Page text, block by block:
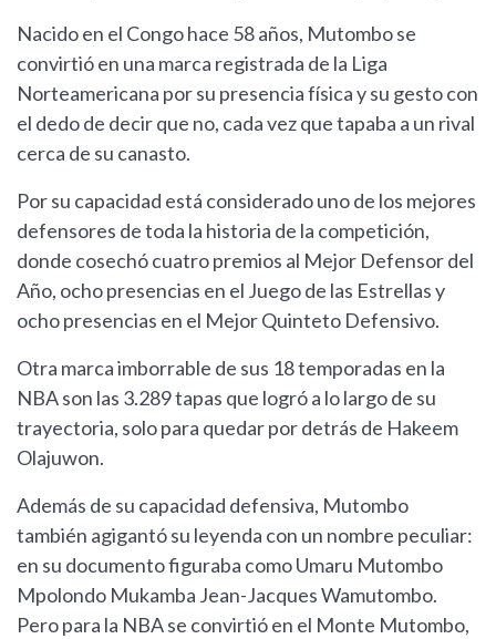
Nacido en el Congo hace 58 años, Mutombo se
convirtió en una marca registrada de la Liga
Norteamericana por su presencia física y su gesto con
el dedo de decir que no, cada vez que tapaba a un rival
cerca de su canasto.
Por su capacidad está considerado uno de los mejores
defensores de toda la historia de la competición,
donde cosechó cuatro premios al Mejor Defensor del
Año, ocho presencias en el Juego de las Estrellas y
ocho presencias en el Mejor Quinteto Defensivo.
Otra marca imborrable de sus 18 temporadas en la
NBA son las 3.289 tapas que logró a lo largo de su
trayectoria, solo para quedar por detrás de Hakeem
Olajuwon.
Además de su capacidad defensiva, Mutombo
también agigantó su leyenda con un nombre peculiar:
en su documento figuraba como Umaru Mutombo
Mpolondo Mukamba Jean-Jacques Wamutombo.
Pero para la NBA se convirtió en el Monte Mutombo,